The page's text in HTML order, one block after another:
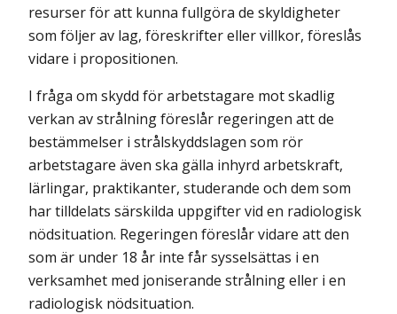
resurser för att kunna fullgöra de skyldigheter
som följer av lag, föreskrifter eller villkor, föreslås
vidare i propositionen.
I fråga om skydd för arbetstagare mot skadlig
verkan av strålning föreslår regeringen att de
bestämmelser i strålskyddslagen som rör
arbetstagare även ska gälla inhyrd arbetskraft,
lärlingar, praktikanter, studerande och dem som
har tilldelats särskilda uppgifter vid en radiologisk
nödsituation. Regeringen föreslår vidare att den
som är under 18 år inte får sysselsättas i en
verksamhet med joniserande strålning eller i en
radiologisk nödsituation.